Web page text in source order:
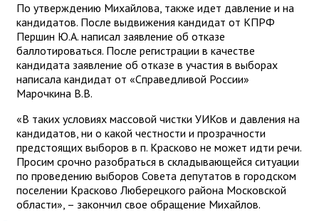
По утверждению Михайлова, также идет давление и на
кандидатов. После выдвижения кандидат от КПРФ
Першин Ю.А. написал заявление об отказе
баллотироваться. После регистрации в качестве
кандидата заявление об отказе в участия в выборах
написала кандидат от «Справедливой России»
Марочкина В.В.
«В таких условиях массовой чистки УИКов и давления на
кандидатов, ни о какой честности и прозрачности
предстоящих выборов в п. Красково не может идти речи.
Просим срочно разобраться в складывающейся ситуации
по проведению выборов Совета депутатов в городском
поселении Красково Люберецкого района Московской
области», – закончил свое обращение Михайлов.